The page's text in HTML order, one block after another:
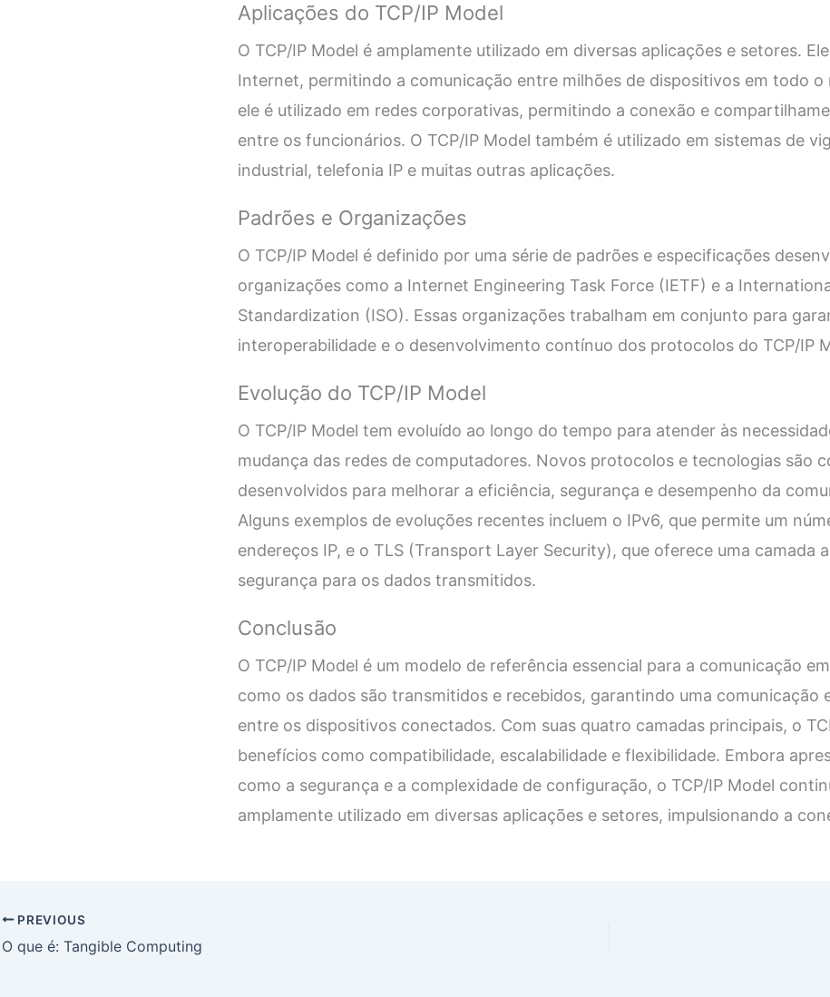
Aplicações do TCP/IP Model
O TCP/IP Model é amplamente utilizado em diversas aplicações e setores.
Internet, permitindo a comunicação entre milhões de dispositivos em todo o
ele é utilizado em redes corporativas, permitindo a conexão e
entre os funcionários. O TCP/IP Model também é utilizado em sistemas de
industrial, telefonia IP e muitas outras aplicações.
Padrões e Organizações
O TCP/IP Model é definido por uma série de padrões e especificações
organizações como a Internet Engineering Task Force (IETF) e a
Standardization (ISO). Essas organizações trabalham em conjunto para
interoperabilidade e o desenvolvimento contínuo dos protocolos do TCP/IP
Evolução do TCP/IP Model
O TCP/IP Model tem evoluído ao longo do tempo para atender às
mudança das redes de computadores. Novos protocolos e tecnologias são
desenvolvidos para melhorar a eficiência, segurança e desempenho da
Alguns exemplos de evoluções recentes incluem o IPv6, que permite um
endereços IP, e o TLS (Transport Layer Security), que oferece uma camada
segurança para os dados transmitidos.
Conclusão
O TCP/IP Model é um modelo de referência essencial para a comunicação
como os dados são transmitidos e recebidos, garantindo uma comunicação
entre os dispositivos conectados. Com suas quatro camadas principais, o
benefícios como compatibilidade, escalabilidade e flexibilidade. Embora
como a segurança e a complexidade de configuração, o TCP/IP Model
amplamente utilizado em diversas aplicações e setores, impulsionando a
PREVIOUS
O que é: Tangible Computing